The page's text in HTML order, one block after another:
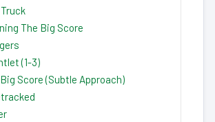
The Big Score
(1-3)
Score (Subtle Approach)